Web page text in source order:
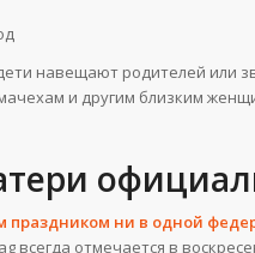
навещают родителей или
и другим близким
праздником ни в одной
всегда отмечается в